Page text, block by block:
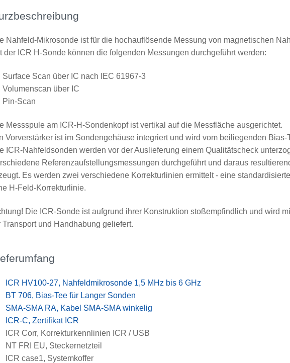
Nahfeld-Mikrosonde ist für die hochauflösende Messung von magnetischen
der ICR H-Sonde können die folgenden Messungen durchgeführt werden:
Surface Scan über IC nach IEC 61967-3
Volumenscan über IC
Pin-Scan
Messspule am ICR-H-Sondenkopf ist vertikal auf die Messfläche ausgerichtet.
Vorverstärker ist im Sondengehäuse integriert und wird vom beiliegenden Bias-
ICR-Nahfeldsonden werden vor der Auslieferung einem Qualitätscheck
Referenzaufstellungsmessungen durchgeführt und daraus
Es werden zwei verschiedene Korrekturlinien ermittelt - eine
H-Feld-Korrekturlinie.
Die ICR-Sonde ist aufgrund ihrer Konstruktion stoßempfindlich und wird
Transport und Handhabung geliefert.
ICR HV100-27, Nahfeldmikrosonde 1,5 MHz bis 6 GHz
BT 706, Bias-Tee für Langer Sonden
SMA-SMA RA, Kabel SMA-SMA winkelig
ICR-C, Zertifikat ICR
ICR Corr, Korrekturkennlinien ICR / USB
NT FRI EU, Steckernetzteil
ICR case1, Systemkoffer